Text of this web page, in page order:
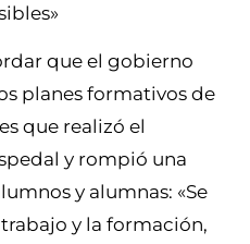
que el gobierno
planes formativos de
que realizó el
y rompió una
y alumnas: «Se
y la formación,